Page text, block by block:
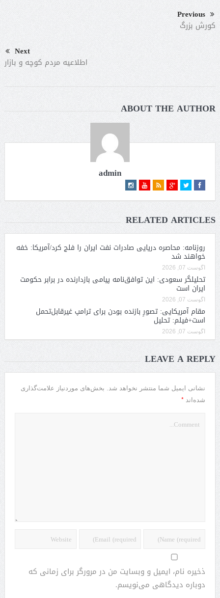
Previous
کورش بزرگ
Next
اطلاعیه مردم کوچه و بازار
ABOUT THE AUTHOR
admin
RELATED ARTICLES
روزنامه: محاصره دریایی صادرات نفت ایران را فلج کرد/آمریکا: خفه
خواهند شد
آگوست 07, 2026
تحلیلگر سعودی: این توافق‌نامه پیامی بازدارنده در برابر حکومت
ایران است
آگوست 07, 2026
مقام آمریکایی: تصورِ بازنده بودن برای ترامپ غیرقابل‌تحمل
است+فیلم: تحلیل
آگوست 07, 2026
LEAVE A REPLY
نشانی ایمیل شما منتشر نخواهد شد. بخش‌های موردنیاز علامت‌گذاری
شده‌اند *
ذخیره نام، ایمیل و وبسایت من در مرورگر برای زمانی که
دوباره دیدگاهی می‌نویسم.